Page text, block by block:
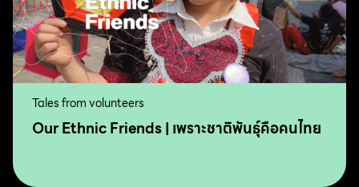
Tales from volunteers
Our Ethnic Friends | เพราะชาติพันธุ์คือคนไทย